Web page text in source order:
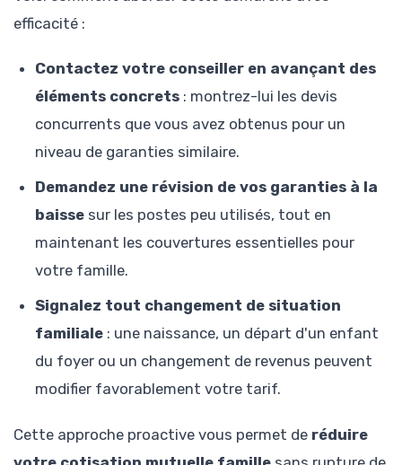
efficacité :
Contactez votre conseiller en avançant des
éléments concrets : montrez-lui les devis
concurrents que vous avez obtenus pour un
niveau de garanties similaire.
Demandez une révision de vos garanties à la
baisse sur les postes peu utilisés, tout en
maintenant les couvertures essentielles pour
votre famille.
Signalez tout changement de situation
familiale : une naissance, un départ d'un enfant
du foyer ou un changement de revenus peuvent
modifier favorablement votre tarif.
Cette approche proactive vous permet de réduire